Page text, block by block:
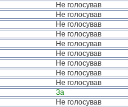
Не голосував
Не голосував
Не голосував
Не голосував
Не голосував
Не голосував
Не голосував
Не голосував
Не голосував
За
Не голосував